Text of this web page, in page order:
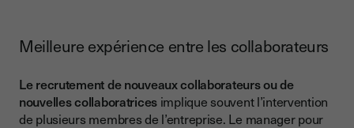
Meilleure expérience entre les collaborateurs
Le recrutement de nouveaux collaborateurs ou de
nouvelles collaboratrices implique souvent l’intervention
de plusieurs membres de l’entreprise. Le manager pour